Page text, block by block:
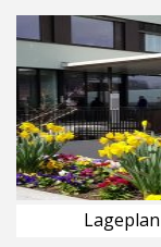
Lageplan